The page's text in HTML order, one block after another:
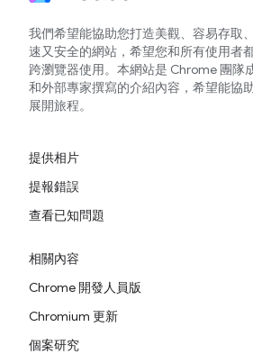
我們希望能協助您打造美觀、容易存取
速又安全的網站，希望您和所有使用者
跨瀏覽器使用。本網站是 Chrome 團隊
和外部專家撰寫的介紹內容，希望能協
展開旅程。
提供相片
提報錯誤
查看已知問題
相關內容
Chrome 開發人員版
Chromium 更新
個案研究